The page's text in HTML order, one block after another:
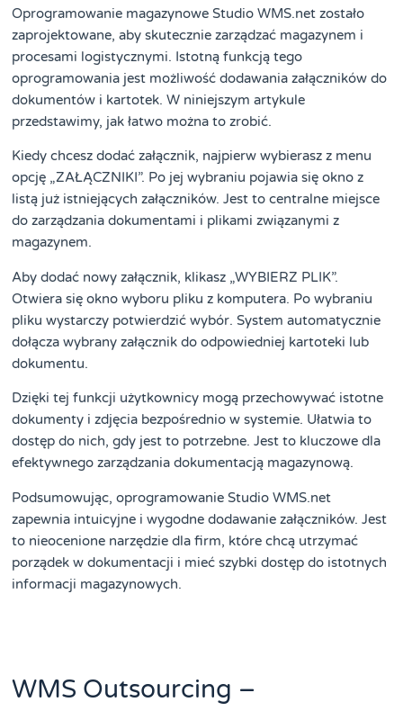
Oprogramowanie magazynowe Studio WMS.net zostało
zaprojektowane, aby skutecznie zarządzać magazynem i
procesami logistycznymi. Istotną funkcją tego
oprogramowania jest możliwość dodawania załączników do
dokumentów i kartotek. W niniejszym artykule
przedstawimy, jak łatwo można to zrobić.
Kiedy chcesz dodać załącznik, najpierw wybierasz z menu
opcję „ZAŁĄCZNIKI”. Po jej wybraniu pojawia się okno z
listą już istniejących załączników. Jest to centralne miejsce
do zarządzania dokumentami i plikami związanymi z
magazynem.
Aby dodać nowy załącznik, klikasz „WYBIERZ PLIK”.
Otwiera się okno wyboru pliku z komputera. Po wybraniu
pliku wystarczy potwierdzić wybór. System automatycznie
dołącza wybrany załącznik do odpowiedniej kartoteki lub
dokumentu.
Dzięki tej funkcji użytkownicy mogą przechowywać istotne
dokumenty i zdjęcia bezpośrednio w systemie. Ułatwia to
dostęp do nich, gdy jest to potrzebne. Jest to kluczowe dla
efektywnego zarządzania dokumentacją magazynową.
Podsumowując, oprogramowanie Studio WMS.net
zapewnia intuicyjne i wygodne dodawanie załączników. Jest
to nieocenione narzędzie dla firm, które chcą utrzymać
porządek w dokumentacji i mieć szybki dostęp do istotnych
informacji magazynowych.
WMS Outsourcing –